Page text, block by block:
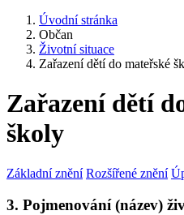
Úvodní stránka
Občan
Životní situace
Zařazení dětí do mateřské
Zařazení dětí
školy
Základní znění Rozšířené znění
3. Pojmenování (název)